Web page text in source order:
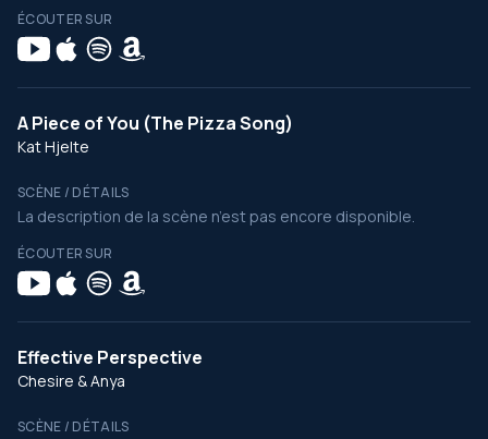
ÉCOUTER SUR
A Piece of You (The Pizza Song)
Kat Hjelte
SCÈNE / DÉTAILS
La description de la scène n’est pas encore disponible.
ÉCOUTER SUR
Effective Perspective
Chesire & Anya
SCÈNE / DÉTAILS